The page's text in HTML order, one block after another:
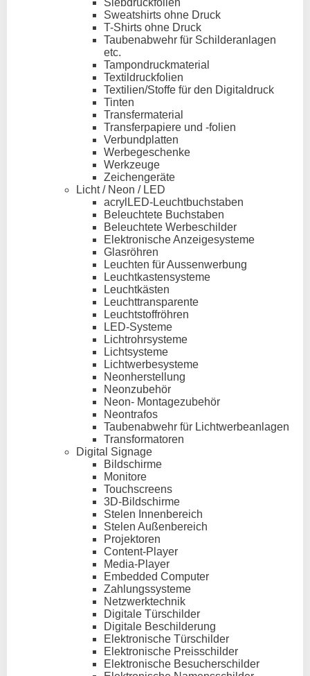
Siebdruckfolien
Sweatshirts ohne Druck
T-Shirts ohne Druck
Taubenabwehr für Schilderanlagen
etc.
Tampondruckmaterial
Textildruckfolien
Textilien/Stoffe für den Digitaldruck
Tinten
Transfermaterial
Transferpapiere und -folien
Verbundplatten
Werbegeschenke
Werkzeuge
Zeichengeräte
Licht / Neon / LED
acrylLED-Leuchtbuchstaben
Beleuchtete Buchstaben
Beleuchtete Werbeschilder
Elektronische Anzeigesysteme
Glasröhren
Leuchten für Aussenwerbung
Leuchtkastensysteme
Leuchtkästen
Leuchttransparente
Leuchtstoffröhren
LED-Systeme
Lichtrohrsysteme
Lichtsysteme
Lichtwerbesysteme
Neonherstellung
Neonzubehör
Neon- Montagezubehör
Neontrafos
Taubenabwehr für Lichtwerbeanlagen
Transformatoren
Digital Signage
Bildschirme
Monitore
Touchscreens
3D-Bildschirme
Stelen Innenbereich
Stelen Außenbereich
Projektoren
Content-Player
Media-Player
Embedded Computer
Zahlungssysteme
Netzwerktechnik
Digitale Türschilder
Digitale Beschilderung
Elektronische Türschilder
Elektronische Preisschilder
Elektronische Besucherschilder